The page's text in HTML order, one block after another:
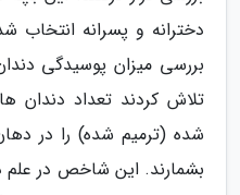
دخترانه و پسرانه
بررسی میزان پوسیدگی
تلاش کردند تعداد دندان
شده (ترمیم شده) را در